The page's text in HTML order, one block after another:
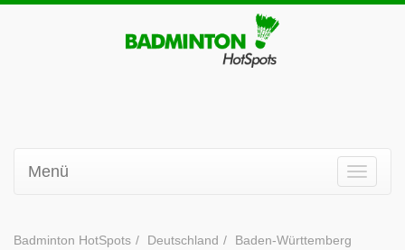
Menü
Badminton HotSpots Deutschland
Baden-Württemberg